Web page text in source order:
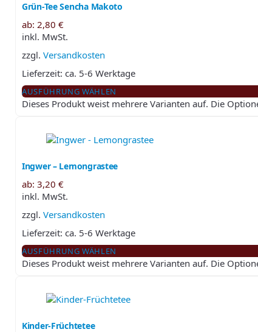
Grün-Tee Sencha Makoto
ab: 2,80 €
inkl. MwSt.
zzgl. Versandkosten
Lieferzeit: ca. 5-6 Werktage
AUSFÜHRUNG WÄHLEN
Dieses Produkt weist mehrere Varianten auf. Die
Ingwer – Lemongrastee
ab: 3,20 €
inkl. MwSt.
zzgl. Versandkosten
Lieferzeit: ca. 5-6 Werktage
AUSFÜHRUNG WÄHLEN
Dieses Produkt weist mehrere Varianten auf. Die
Kinder-Früchtetee